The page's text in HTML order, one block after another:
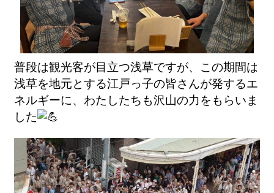
普段は観光客が目立つ浅草ですが、この期間は
浅草を地元とする江戸っ子の皆さんが発するエ
ネルギーに、わたしたちも沢山の力をもらいま
した